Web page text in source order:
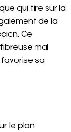
qui tire sur la
de la
Ce
mal
sa
le plan